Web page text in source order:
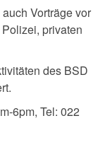
Vorträge vor
privaten
des BSD
6pm, Tel: 022